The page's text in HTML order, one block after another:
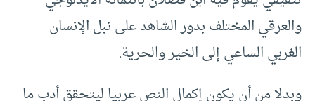
والعرقي المختلف بدور الشاهد على نبل الإنسان
الغربي الساعي إلى الخير والحرية.
وبدلا من أن يكون إكمال النص عربيا ليتحقق أدب ما